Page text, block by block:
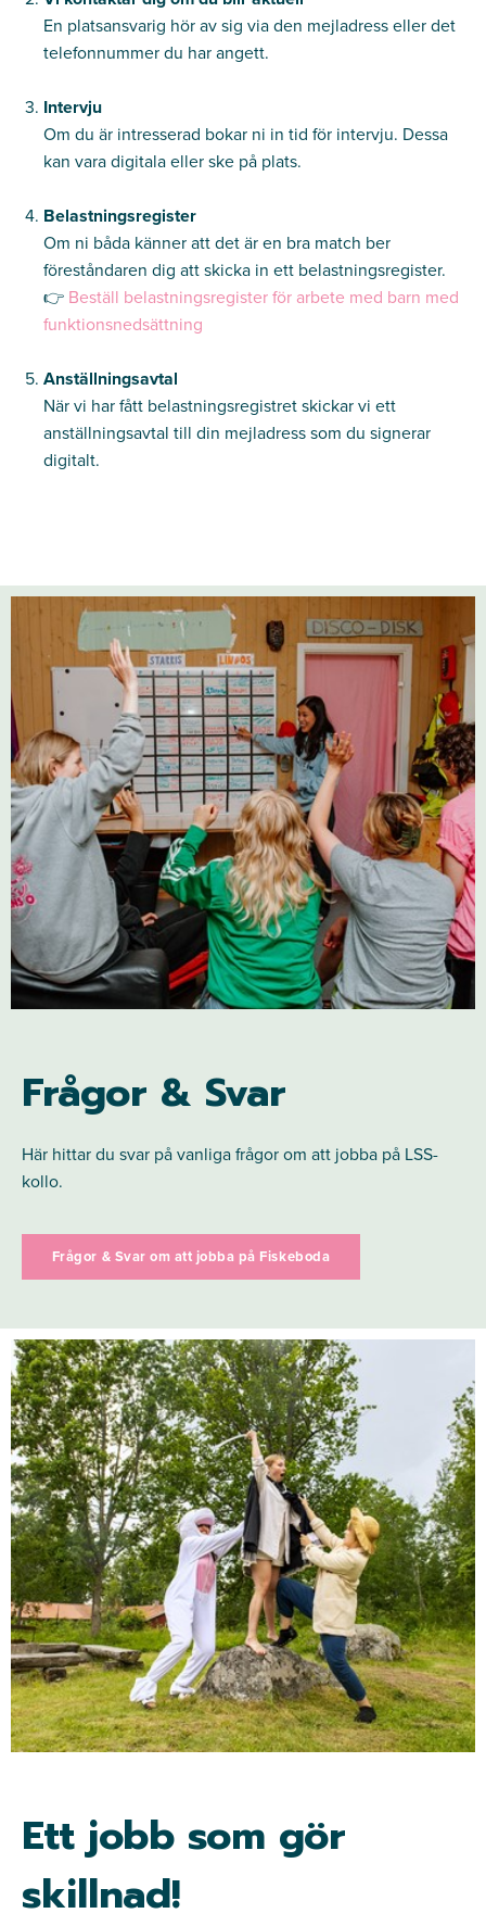
En platsansvarig hör av sig via den mejladress eller det
telefonnummer du har angett.
Intervju
Om du är intresserad bokar ni in tid för intervju. Dessa
kan vara digitala eller ske på plats.
Belastningsregister
Om ni båda känner att det är en bra match ber
föreståndaren dig att skicka in ett belastningsregister.
👉 Beställ belastningsregister för arbete med barn med
funktionsnedsättning
Anställningsavtal
När vi har fått belastningsregistret skickar vi ett
anställningsavtal till din mejladress som du signerar
digitalt.
Frågor & Svar
Här hittar du svar på vanliga frågor om att jobba på LSS-
kollo.
Frågor & Svar om att jobba på Fiskeboda
Ett jobb som gör
skillnad!